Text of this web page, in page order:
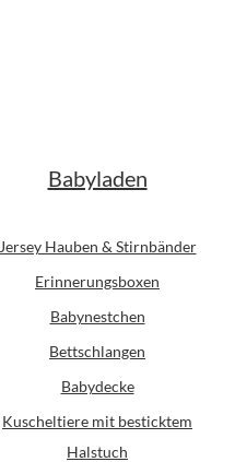
Babyladen
Jersey Hauben & Stirnbänder
Erinnerungsboxen
Babynestchen
Bettschlangen
Babydecke
Kuscheltiere mit besticktem
Halstuch